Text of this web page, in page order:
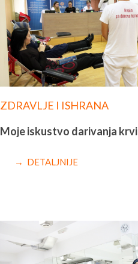
ZDRAVLJE I ISHRANA
Moje iskustvo darivanja krvi
→ DETALJNIJE